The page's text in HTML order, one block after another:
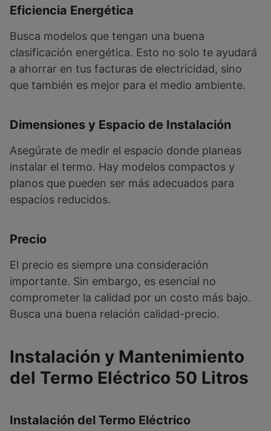
Eficiencia Energética
Busca modelos que tengan una buena
clasificación energética. Esto no solo te ayudará
a ahorrar en tus facturas de electricidad, sino
que también es mejor para el medio ambiente.
Dimensiones y Espacio de Instalación
Asegúrate de medir el espacio donde planeas
instalar el termo. Hay modelos compactos y
planos que pueden ser más adecuados para
espacios reducidos.
Precio
El precio es siempre una consideración
importante. Sin embargo, es esencial no
comprometer la calidad por un costo más bajo.
Busca una buena relación calidad-precio.
Instalación y Mantenimiento
del Termo Eléctrico 50 Litros
Instalación del Termo Eléctrico